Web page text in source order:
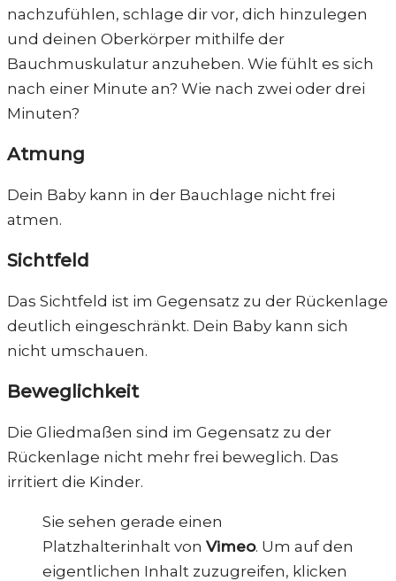
nachzufühlen, schlage dir vor, dich hinzulegen
und deinen Oberkörper mithilfe der
Bauchmuskulatur anzuheben. Wie fühlt es sich
nach einer Minute an? Wie nach zwei oder drei
Minuten?
Atmung
Dein Baby kann in der Bauchlage nicht frei
atmen.
Sichtfeld
Das Sichtfeld ist im Gegensatz zu der Rückenlage
deutlich eingeschränkt. Dein Baby kann sich
nicht umschauen.
Beweglichkeit
Die Gliedmaßen sind im Gegensatz zu der
Rückenlage nicht mehr frei beweglich. Das
irritiert die Kinder.
Sie sehen gerade einen
Platzhalterinhalt von Vimeo. Um auf den
eigentlichen Inhalt zuzugreifen, klicken